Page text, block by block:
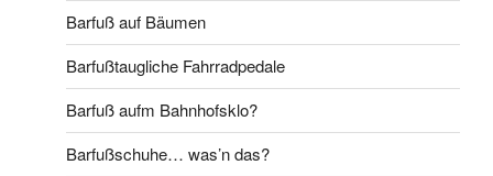
Barfuß auf Bäumen
Barfußtaugliche Fahrradpedale
Barfuß aufm Bahnhofsklo?
Barfußschuhe… was’n das?